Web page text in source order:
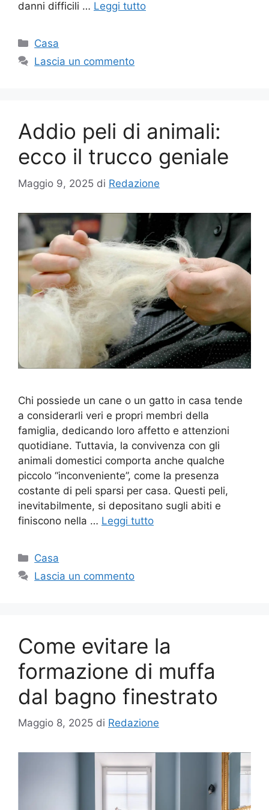
danni difficili … Leggi tutto
Categorie
Casa
Lascia un commento
Addio peli di animali:
ecco il trucco geniale
Maggio 9, 2025 di Redazione
Chi possiede un cane o un gatto in casa tende
a considerarli veri e propri membri della
famiglia, dedicando loro affetto e attenzioni
quotidiane. Tuttavia, la convivenza con gli
animali domestici comporta anche qualche
piccolo “inconveniente”, come la presenza
costante di peli sparsi per casa. Questi peli,
inevitabilmente, si depositano sugli abiti e
finiscono nella … Leggi tutto
Categorie
Casa
Lascia un commento
Come evitare la
formazione di muffa
dal bagno finestrato
Maggio 8, 2025 di Redazione